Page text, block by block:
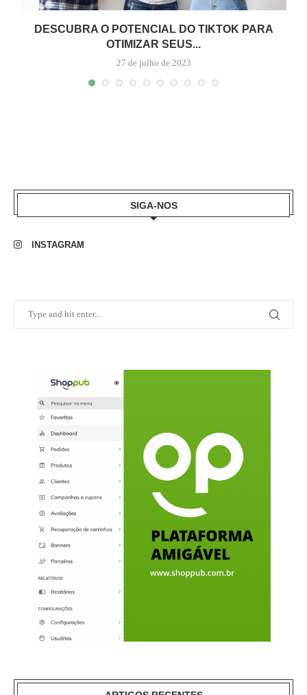
DESCUBRA O POTENCIAL DO TIKTOK PARA
OTIMIZAR SEUS...
27 de julho de 2023
SIGA-NOS
INSTAGRAM